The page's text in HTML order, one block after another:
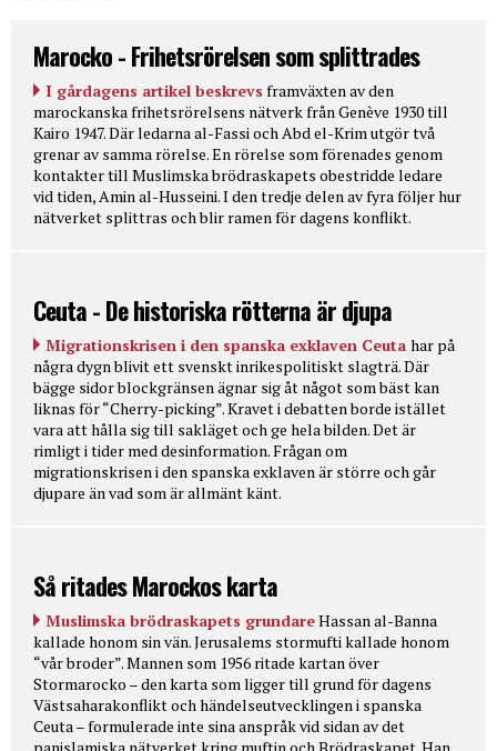
Marocko - Frihetsrörelsen som splittrades
I gårdagens artikel beskrevs framväxten av den
marockanska frihetsrörelsens nätverk från Genève 1930 till
Kairo 1947. Där ledarna al-Fassi och Abd el-Krim utgör två
grenar av samma rörelse. En rörelse som förenades genom
kontakter till Muslimska brödraskapets obestridde ledare
vid tiden, Amin al-Husseini. I den tredje delen av fyra följer hur
nätverket splittras och blir ramen för dagens konflikt.
Ceuta - De historiska rötterna är djupa
Migrationskrisen i den spanska exklaven Ceuta har på
några dygn blivit ett svenskt inrikespolitiskt slagträ. Där
bägge sidor blockgränsen ägnar sig åt något som bäst kan
liknas för “Cherry-picking”. Kravet i debatten borde istället
vara att hålla sig till sakläget och ge hela bilden. Det är
rimligt i tider med desinformation. Frågan om
migrationskrisen i den spanska exklaven är större och går
djupare än vad som är allmänt känt.
Så ritades Marockos karta
Muslimska brödraskapets grundareHassan al-Banna
kallade honom sin vän. Jerusalems stormufti kallade honom
“vår broder”. Mannen som 1956 ritade kartan över
Stormarocko – den karta som ligger till grund för dagens
Västsaharakonflikt och händelseutvecklingen i spanska
Ceuta – formulerade inte sina anspråk vid sidan av det